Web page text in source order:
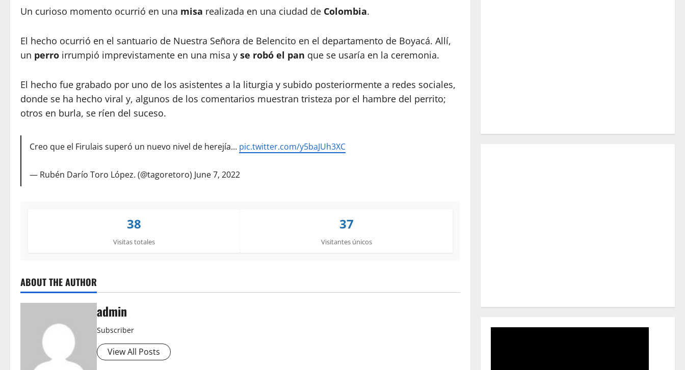
Un curioso momento ocurrió en una misa realizada en una ciudad de Colombia.
El hecho ocurrió en el santuario de Nuestra Señora de Belencito en el departamento de Boyacá. Allí,
un perro irrumpió imprevistamente en una misa y se robó el pan que se usaría en la ceremonia.
El hecho fue grabado por uno de los asistentes a la liturgia y subido posteriormente a redes sociales,
donde se ha hecho viral y, algunos de los comentarios muestran tristeza por el hambre del perrito;
otros en burla, se ríen del suceso.
Creo que el Firulais superó un nuevo nivel de herejía… pic.twitter.com/y5baJUh3XC
— Rubén Darío Toro López. (@tagoretoro) June 7, 2022
38
Visitas totales
37
Visitantes únicos
ABOUT THE AUTHOR
admin
Subscriber
View All Posts